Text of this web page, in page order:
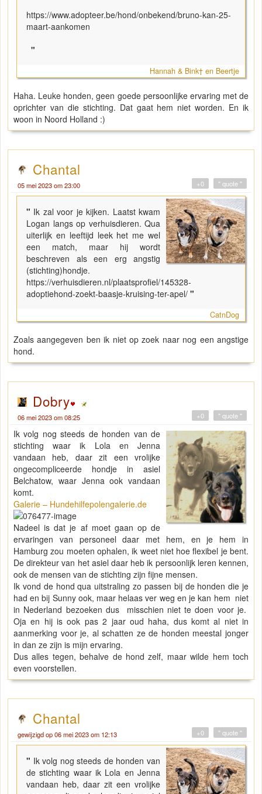
https://www.adopteer.be/hond/onbekend/bruno-kan-25-
maart-aankomen
"
Hannah & Bink† en Beertje
Haha. Leuke honden, geen goede persoonlijke ervaring met de
oprichter van die stichting. Dat gaat hem niet worden. En ik
woon in Noord Holland :)
Chantal
05 mei 2023 om 23:00 " quote "
+0
" Ik zal voor je kijken. Laatst kwam
Logan langs op verhuisdieren. Qua
uiterlijk en leeftijd leek het me wel
een match, maar hij wordt
beschreven als een erg angstig
(stichting)hondje.
https://verhuisdieren.nl/plaatsprofiel/145328-
adoptiehond-zoekt-baasje-kruising-ter-apel/ "
CatnDog
Zoals aangegeven ben ik niet op zoek naar nog een angstige
hond.
Dobry
06 mei 2023 om 08:25 " quote "
+0
Ik volg nog steeds de honden van de
stichting waar ik Lola en Jenna
vandaan heb, daar zit een vrolijke
ongecompliceerde hondje in asiel
Belchatow, waar Jenna ook vandaan
komt.
Galerie – Hundehilfepolengalerie.de
Nadeel is dat je af moet gaan op de
ervaringen van personeel daar met hem, en je hem in
Hamburg zou moeten ophalen, ik weet niet hoe flexibel je bent.
De direkteur van het asiel daar heb ik persoonlijk leren kennen,
ook de mensen van de stichting zijn fijne mensen.
Ik vond de hond qua uitstraling zo passen bij de honden die je
had en bij Sunny ook, maar helaas ver weg en je kan hem niet
in Nederland bezoeken dus misschien niet te doen voor je.
Oja en hij is ook pas 2 jaar oud haha, dus komt al niet in
aanmerking voor je, al schatten ze de honden meestal jonger
in dan ze zijn is mijn ervaring.
Dus alles tegen, behalve de hond zelf, maar wilde hem toch
even voorstellen.
Chantal
gewijzigd op 06 mei 2023 om 12:13 " quote "
+0
" Ik volg nog steeds de honden van
de stichting waar ik Lola en Jenna
vandaan heb, daar zit een vrolijke